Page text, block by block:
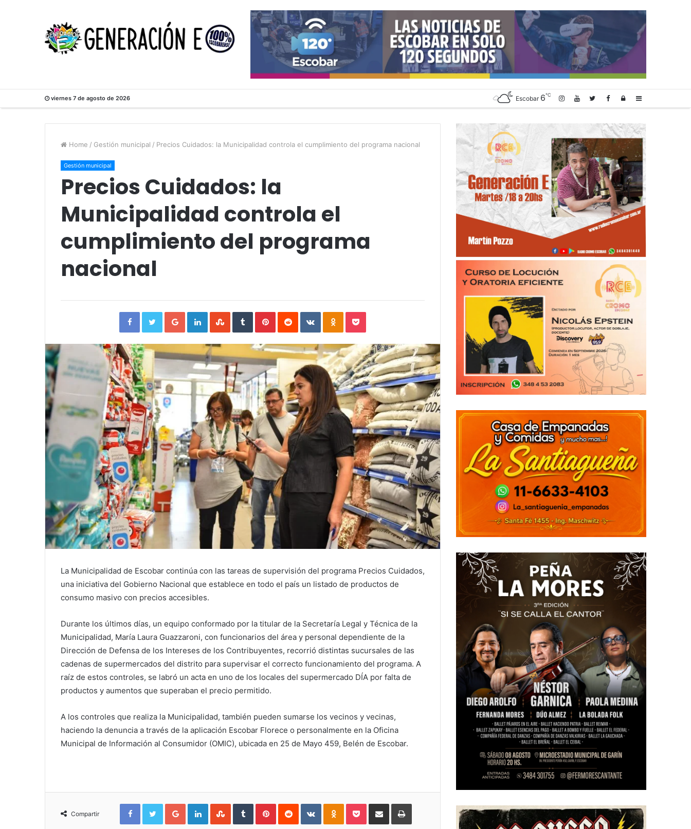
viernes 7 de agosto de 2026 Sidebar
Log
Escobar 6℃
Home / Gestión municipal / Precios Cuidados: la Municipalidad controla el cumplimiento del programa nacional
Gestión municipal
Precios Cuidados: la
Municipalidad controla el
cumplimiento del programa
nacional
FacebookTwitterGoogle+LinkedInStumbleUpon
TumblrPinterestReddit VKontakteOdnoklassniki
Pocket
La Municipalidad de Escobar continúa con las tareas de supervisión del programa Precios Cuidados,
una iniciativa del Gobierno Nacional que establece en todo el país un listado de productos de
consumo masivo con precios accesibles.
Durante los últimos días, un equipo conformado por la titular de la Secretaría Legal y Técnica de la
Municipalidad, María Laura Guazzaroni, con funcionarios del área y personal dependiente de la
Dirección de Defensa de los Intereses de los Contribuyentes, recorrió distintas sucursales de las
cadenas de supermercados del distrito para supervisar el correcto funcionamiento del programa. A
raíz de estos controles, se labró un acta en uno de los locales del supermercado DÍA por falta de
productos y aumentos que superaban el precio permitido.
A los controles que realiza la Municipalidad, también pueden sumarse los vecinos y vecinas,
haciendo la denuncia a través de la aplicación Escobar Florece o personalmente en la Oficina
Municipal de Información al Consumidor (OMIC), ubicada en 25 de Mayo 459, Belén de Escobar.
Compartir
FacebookTwitterGoogle+LinkedInStumbleUpon
TumblrPinterestReddit VKontakteOdnoklassniki
PocketShare
Email
Print